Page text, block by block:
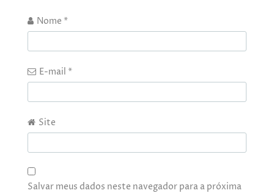
Nome *
E-mail *
Site
Salvar meus dados neste navegador para a próxima